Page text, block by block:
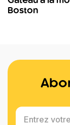
Boston
Entrez